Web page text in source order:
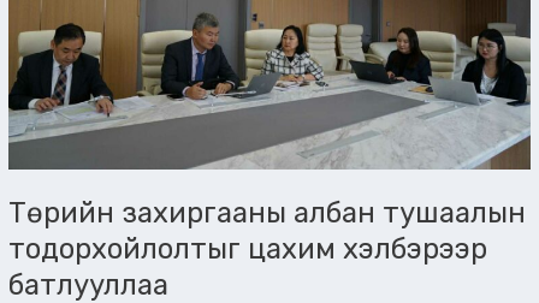
Төрийн захиргааны албан тушаалын
тодорхойлолтыг цахим хэлбэрээр
батлууллаа
батлууллаа